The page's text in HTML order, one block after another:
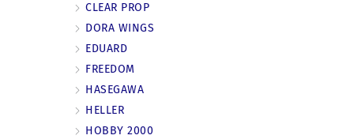
CLEAR PROP
DORA WINGS
EDUARD
FREEDOM
HASEGAWA
HELLER
HOBBY 2000